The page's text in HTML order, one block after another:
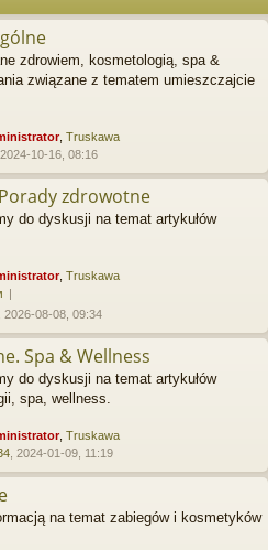
zdrowiem, kosmetologią, spa &
związane z tematem umieszczajcie
, Truskawa
, 2024-10-16, 08:16
zdrowotne
do dyskusji na temat artykułów
, Truskawa
, 2026-08-08, 09:34
Spa & Wellness
do dyskusji na temat artykułów
spa, wellness.
, Truskawa
, 2024-01-09, 11:19
na temat zabiegów i kosmetyków